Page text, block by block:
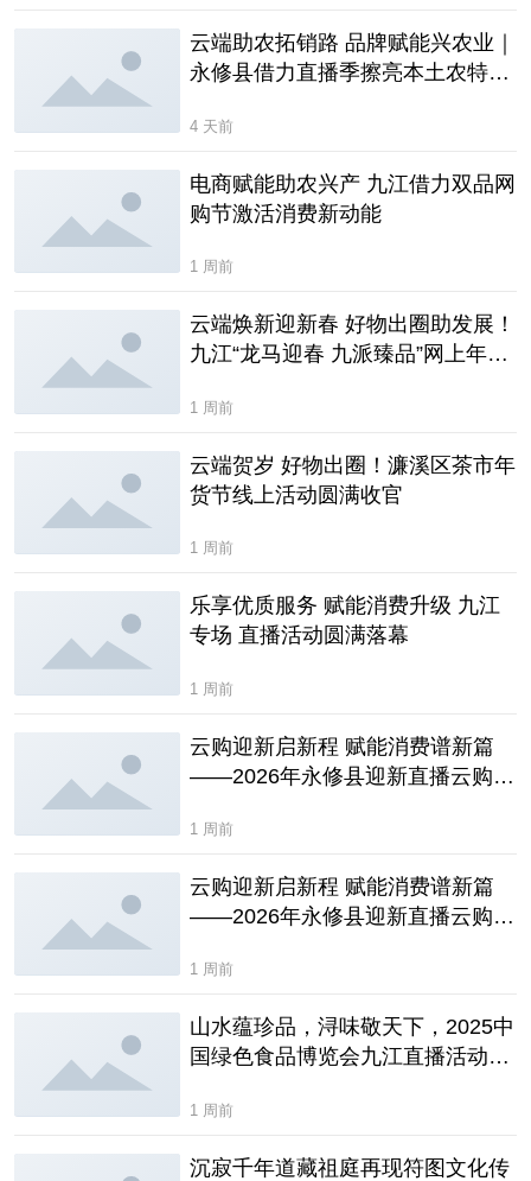
云端助农拓销路 品牌赋能兴农业｜
永修县借力直播季擦亮本土农特品
4 天前
电商赋能助农兴产 九江借力双品网
购节激活消费新动能
1 周前
云端焕新迎新春 好物出圈助发展！
九江“龙马迎春 九派臻品”网上年货
1 周前
云端贺岁 好物出圈！濂溪区茶市年
货节线上活动圆满收官
1 周前
乐享优质服务 赋能消费升级 九江
专场 直播活动圆满落幕
1 周前
云购迎新启新程 赋能消费谱新篇
——2026年永修县迎新直播云购活
1 周前
云购迎新启新程 赋能消费谱新篇
——2026年永修县迎新直播云购活
1 周前
山水蕴珍品，浔味敬天下，2025中
国绿色食品博览会九江直播活动圆
1 周前
沉寂千年道藏祖庭再现符图文化传